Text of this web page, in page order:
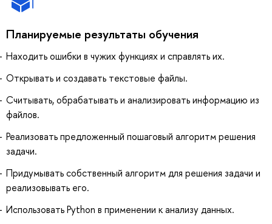
Планируемые результаты обучения
Находить ошибки в чужих функциях и справлять их.
Открывать и создавать текстовые файлы.
Считывать, обрабатывать и анализировать информацию из
файлов.
Реализовать предложенный пошаговый алгоритм решения
задачи.
Придумывать собственный алгоритм для решения задачи и
реализовывать его.
Использовать Python в применении к анализу данных.